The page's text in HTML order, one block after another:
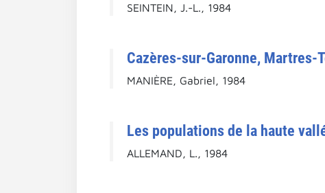
SEINTEIN, J.-L., 1984
Cazères-sur-Garonne,
MANIÈRE, Gabriel, 1984
Les populations de la haute
ALLEMAND, L., 1984